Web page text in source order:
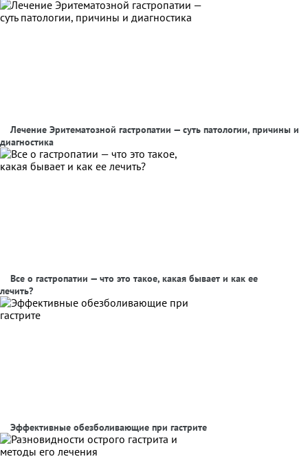
Лечение Эритематозной гастропатии — суть патологии, причины и
диагностика
Все о гастропатии — что это такое, какая бывает и как ее
лечить?
Эффективные обезболивающие при гастрите